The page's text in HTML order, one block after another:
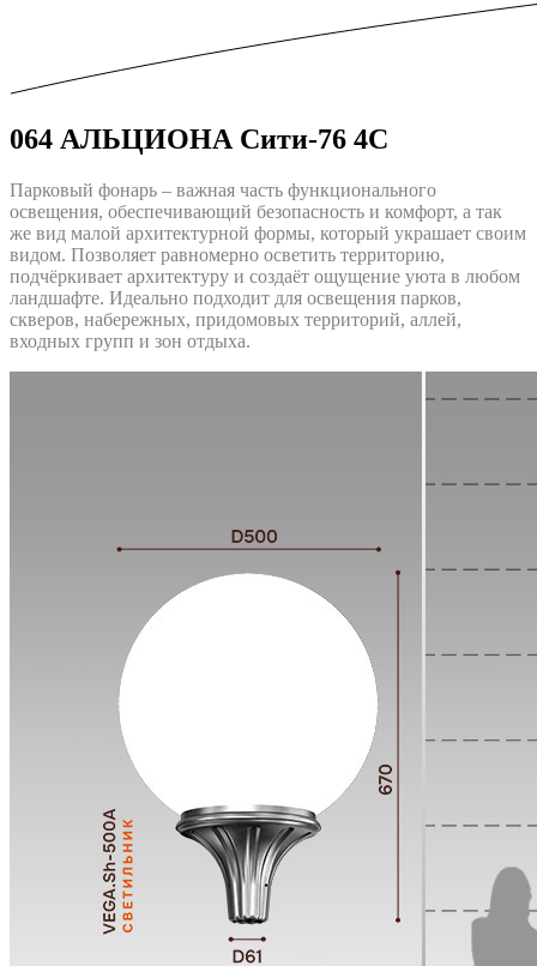
064 АЛЬЦИОНА Сити-76 4C
Парковый фонарь – важная часть функционального
освещения, обеспечивающий безопасность и комфорт, а так
же вид малой архитектурной формы, который украшает своим
видом. Позволяет равномерно осветить территорию,
подчёркивает архитектуру и создаёт ощущение уюта в любом
ландшафте. Идеально подходит для освещения парков,
скверов, набережных, придомовых территорий, аллей,
входных групп и зон отдыха.